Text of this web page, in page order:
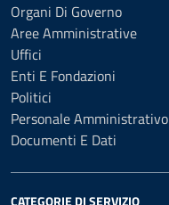
Organi Di Governo
Aree Amministrative
Uffici
Enti E Fondazioni
Politici
Personale Amministrativo
Documenti E Dati
CATEGORIE DI SERVIZIO